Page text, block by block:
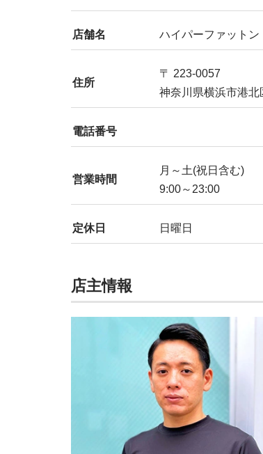
店舗名 ハイパーファットン
住所
〒 223-0057
神奈川県横浜市港北
電話番号
営業時間
月～土(祝日含む)
9:00～23:00
定休日 日曜日
店主情報